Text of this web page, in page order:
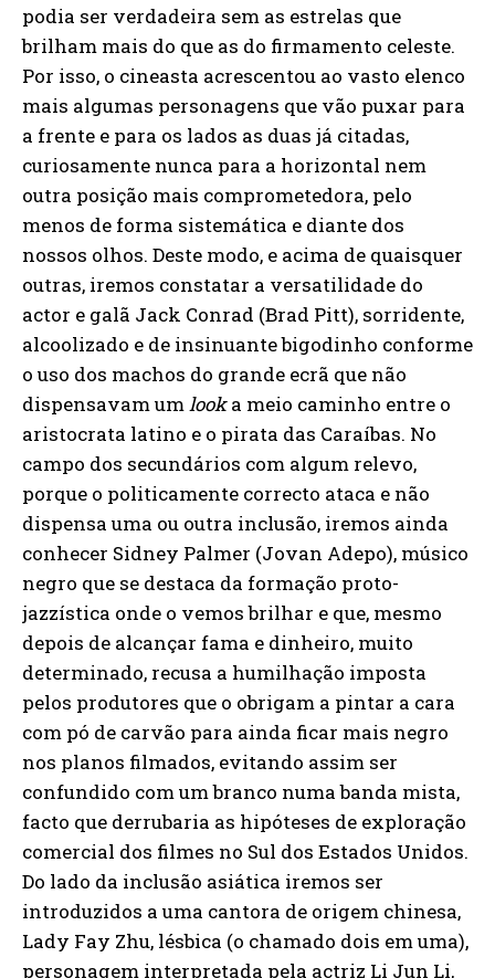
podia ser verdadeira sem as estrelas que
brilham mais do que as do firmamento celeste.
Por isso, o cineasta acrescentou ao vasto elenco
mais algumas personagens que vão puxar para
a frente e para os lados as duas já citadas,
curiosamente nunca para a horizontal nem
outra posição mais comprometedora, pelo
menos de forma sistemática e diante dos
nossos olhos. Deste modo, e acima de quaisquer
outras, iremos constatar a versatilidade do
actor e galã Jack Conrad (Brad Pitt), sorridente,
alcoolizado e de insinuante bigodinho conforme
o uso dos machos do grande ecrã que não
dispensavam umlooka meio caminho entre o
aristocrata latino e o pirata das Caraíbas. No
campo dos secundários com algum relevo,
porque o politicamente correcto ataca e não
dispensa uma ou outra inclusão, iremos ainda
conhecer Sidney Palmer (Jovan Adepo), músico
negro que se destaca da formação proto-
jazzística onde o vemos brilhar e que, mesmo
depois de alcançar fama e dinheiro, muito
determinado, recusa a humilhação imposta
pelos produtores que o obrigam a pintar a cara
com pó de carvão para ainda ficar mais negro
nos planos filmados, evitando assim ser
confundido com um branco numa banda mista,
facto que derrubaria as hipóteses de exploração
comercial dos filmes no Sul dos Estados Unidos.
Do lado da inclusão asiática iremos ser
introduzidos a uma cantora de origem chinesa,
Lady Fay Zhu, lésbica (o chamado dois em uma),
personagem interpretada pela actriz Li Jun Li,